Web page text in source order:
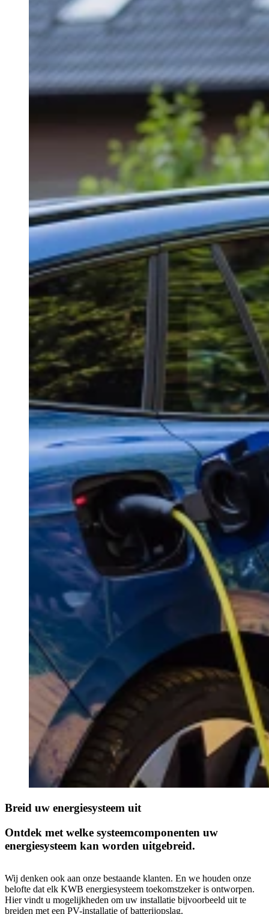
Breid uw energiesysteem uit
Ontdek met welke systeemcomponenten uw
energiesysteem kan worden uitgebreid.
Wij denken ook aan onze bestaande klanten. En we houden onze
belofte dat elk KWB energiesysteem toekomstzeker is ontworpen.
Hier vindt u mogelijkheden om uw installatie bijvoorbeeld uit te
breiden met een PV-installatie of batterijopslag.